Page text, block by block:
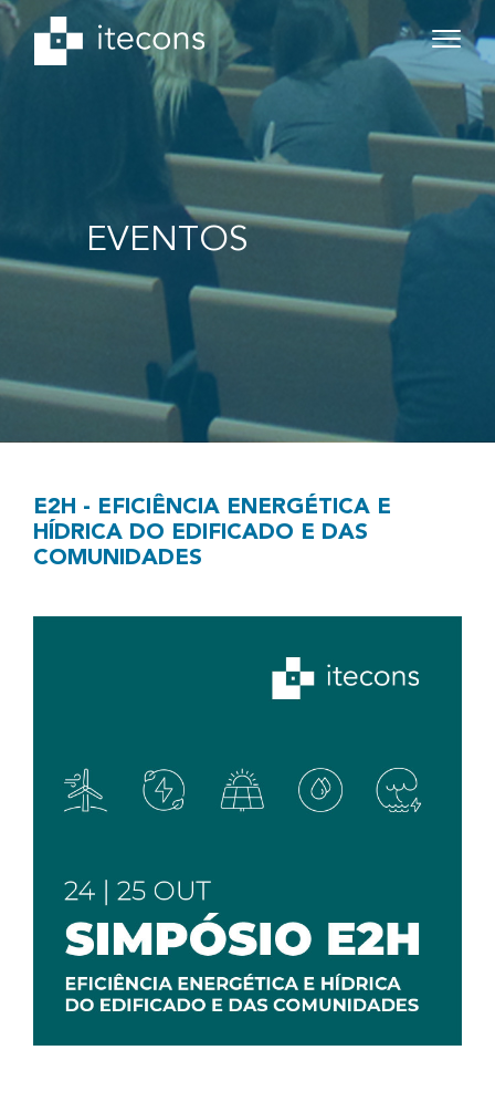
EVENTOS
E2H - EFICIÊNCIA ENERGÉTICA E
HÍDRICA DO EDIFICADO E DAS
COMUNIDADES